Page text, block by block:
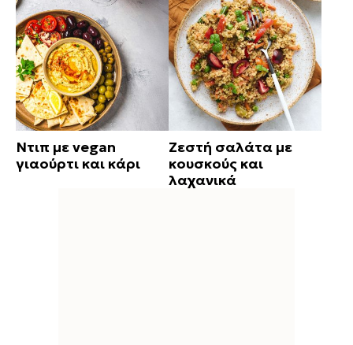
Ντιπ με vegan
γιαούρτι και κάρι
Ζεστή σαλάτα με
κουσκούς και
λαχανικά